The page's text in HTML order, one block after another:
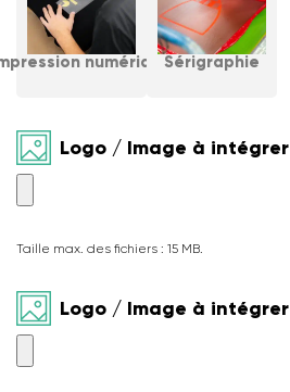
numériqueSérigraphie
Logo / Image à intégrer
Taille max. des fichiers : 15 MB.
Logo / Image à intégrer